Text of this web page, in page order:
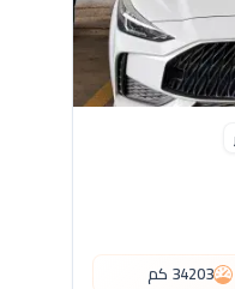
34203 كم